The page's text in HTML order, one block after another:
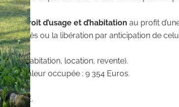
d’undroit d’usage et d’habitation au profit
décès ou la libération par anticipation de
bien (habitation, location, revente).
sur la valeur occupée : 9 354
INSEE.